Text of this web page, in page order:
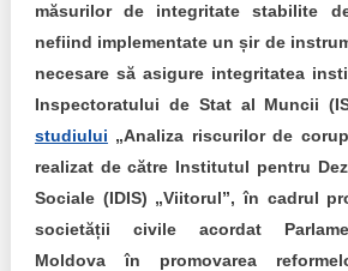
Transparența întreprinderilor de stat
Moldova
Democrația, independența și
publice-cheie din Moldova
Achiziții publice
măsurilor de integritate stabilite
nefiind implementate un șir de
necesare să asigure integritatea
Inspectoratului de Stat al Muncii
studiului „Analiza riscurilor de
realizat de către Institutul pentru
Sociale (IDIS) „Viitorul”, în cadrul
societății civile acordat
Moldova în promovarea